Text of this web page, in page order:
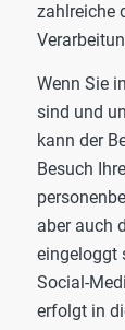
zahlreiche
Wenn Sie
sind und
kann der
Besuch
aber auch
eingeloggt
Social-
erfolgt in